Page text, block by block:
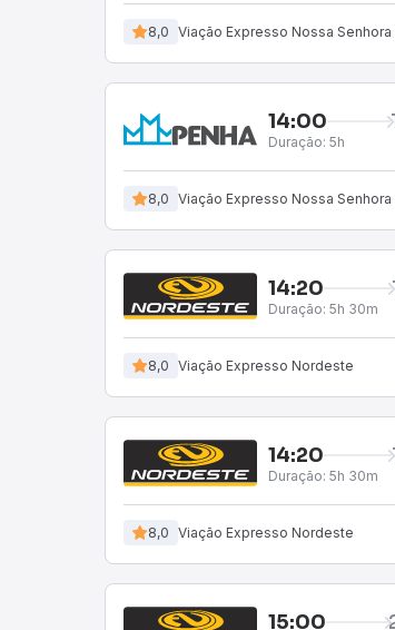
8,0 Viação Expresso Nossa Senhora
14:00
Duração: 5h
8,0 Viação Expresso Nossa Senhora
14:20
Duração: 5h 30m
8,0 Viação Expresso Nordeste
14:20
Duração: 5h 30m
8,0 Viação Expresso Nordeste
15:00